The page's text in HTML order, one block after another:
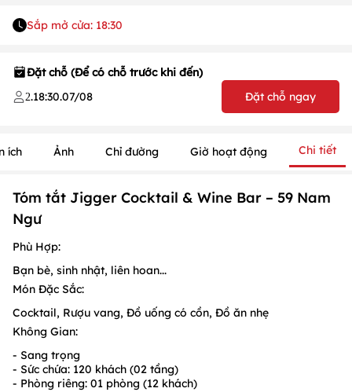
Sắp mở cửa: 18:30
Đặt chỗ (Để có chỗ trước khi đến)
2.18:30.07/08 Đặt chỗ ngay
ích Ảnh Chỉ đường Giờ hoạt động Chi tiết
Tóm tắt Jigger Cocktail & Wine Bar – 59 Nam
Ngư
Phù Hợp:
Bạn bè, sinh nhật, liên hoan...
Món Đặc Sắc:
Cocktail, Rượu vang, Đồ uống có cồn, Đồ ăn nhẹ
Không Gian:
- Sang trọng
- Sức chứa: 120 khách (02 tầng)
- Phòng riêng: 01 phòng (12 khách)
/1